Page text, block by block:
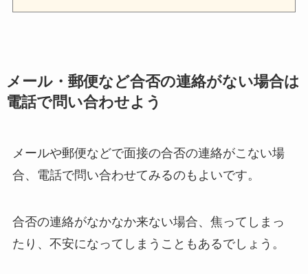
メール・郵便など合否の連絡がない場合は
電話で問い合わせよう
メールや郵便などで面接の合否の連絡がこない場
合、電話で問い合わせてみるのもよいです。
合否の連絡がなかなか来ない場合、焦ってしまっ
たり、不安になってしまうこともあるでしょう。